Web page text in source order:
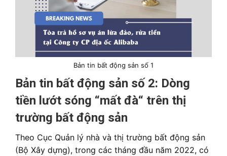
Bản tin bất động sản số 1
Bản tin bất động sản số 2: Dòng
tiền lướt sóng “mất đà“ trên thị
trường bất động sản
Theo Cục Quản lý nhà và thị trường bất động sản
(Bộ Xây dựng), trong các tháng đầu năm 2022, có